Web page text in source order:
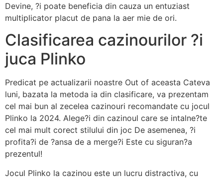
Devine, ?i poate beneficia din cauza un entuziast
multiplicator placut de pana la aer mie de ori.
Clasificarea cazinourilor ?i
juca Plinko
Predicat pe actualizarii noastre Out of aceasta Cateva
luni, bazata la metoda ia din clasificare, va prezentam
cel mai bun al zecelea cazinouri recomandate cu jocul
Plinko la 2024. Alege?i din cazinoul care se intalne?te
cel mai mult corect stilului din joc De asemenea, ?i
profita?i de ?ansa de a merge?i Este cu siguran?a
prezentul!
Jocul Plinko la cazinou este un lucru distractiva, cu